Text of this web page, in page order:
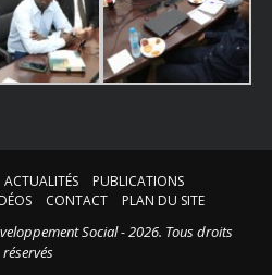
ACTUALITÉS
PUBLICATIONS
CONTACT PLAN DU SITE
Social - 2026. Tous droits
réservés